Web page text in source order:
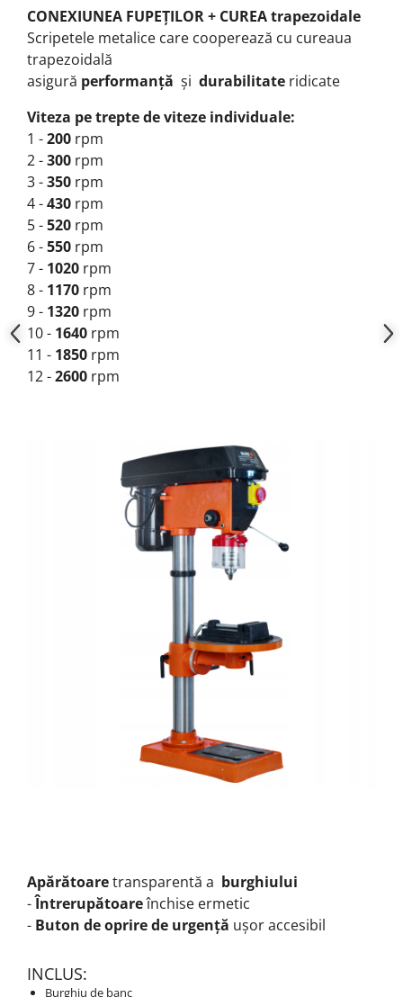
CONEXIUNEA FUPEȚILOR + CUREA trapezoidale
Scripetele metalice care cooperează cu cureaua
trapezoidală
asigură performanță și durabilitate ridicate
Viteza pe trepte de viteze individuale:
1 -200 rpm
2 -300 rpm
3 -350 rpm
4 -430 rpm
5 -520 rpm
6 -550 rpm
7 - 1020 rpm
8 - 1170 rpm
9 - 1320 rpm
10 - 1640 rpm
11 - 1850 rpm
12 -2600 rpm
Apărătoaretransparentă a burghiului
-Întrerupătoareînchise ermetic
- Buton de oprire de urgență ușor accesibil
INCLUS:
Burghiu de banc